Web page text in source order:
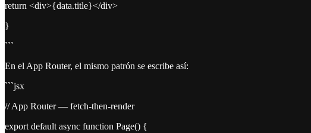
return <div>{data.title}</div>
}
```
En el App Router, el mismo patrón se escribe así:
```jsx
// App Router — fetch-then-render
export default async function Page() {